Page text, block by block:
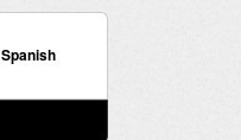
Spanish